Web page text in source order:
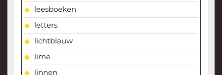
leesboeken
letters
lichtblauw
lime
linnen